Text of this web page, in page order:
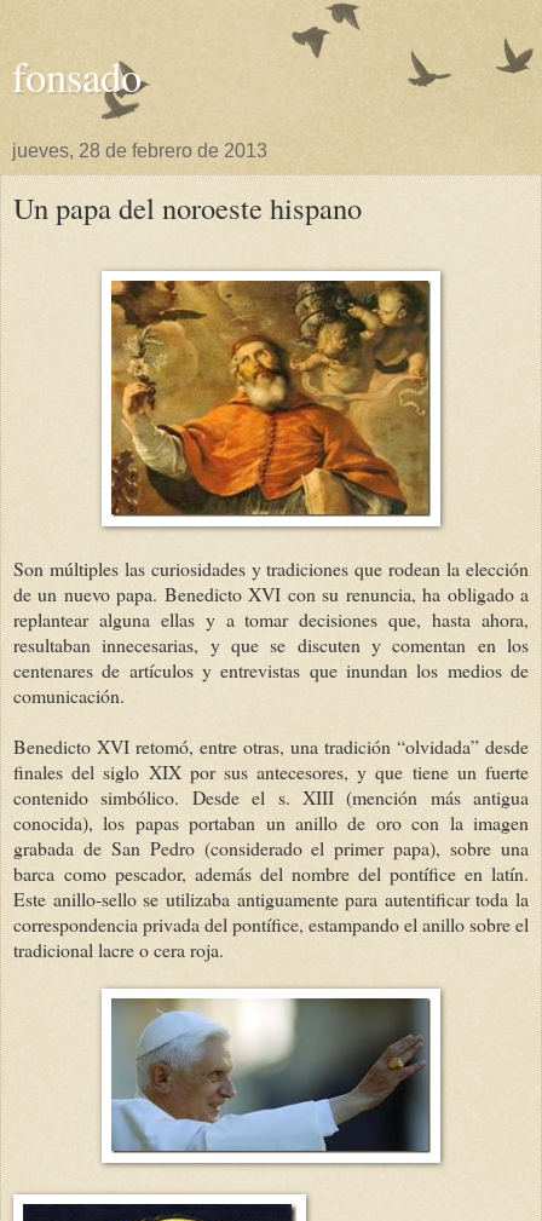
fonsado
jueves, 28 de febrero de 2013
Un papa del noroeste hispano
Son múltiples las curiosidades y tradiciones que rodean la elección
de un nuevo papa. Benedicto XVI con su renuncia, ha obligado a
replantear alguna ellas y a tomar decisiones que, hasta ahora,
resultaban innecesarias, y que se discuten y comentan en los
centenares de artículos y entrevistas que inundan los medios de
comunicación.
Benedicto XVI retomó, entre otras, una tradición “olvidada” desde
finales del siglo XIX por sus antecesores, y que tiene un fuerte
contenido simbólico. Desde el s. XIII (mención más antigua
conocida), los papas portaban un anillo de oro con la imagen
grabada de San Pedro (considerado el primer papa), sobre una
barca como pescador, además del nombre del pontífice en latín.
Este anillo-sello se utilizaba antiguamente para autentificar toda la
correspondencia privada del pontífice, estampando el anillo sobre el
tradicional lacre o cera roja.